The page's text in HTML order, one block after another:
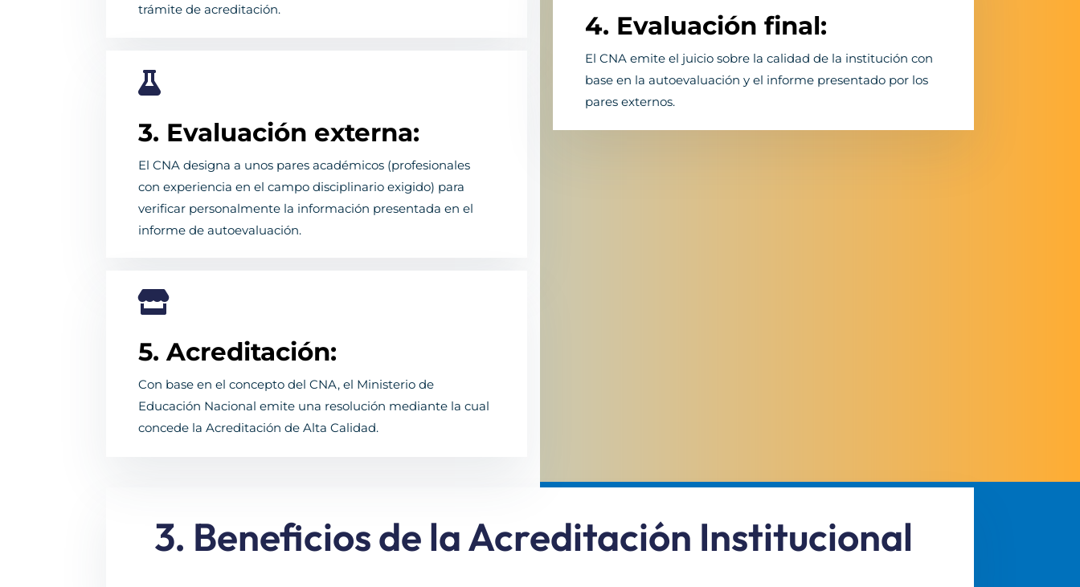
trámite de acreditación.

3. Evaluación externa:
El CNA designa a unos pares académicos (profesionales
con experiencia en el campo disciplinario exigido) para
verificar personalmente la información presentada en el
informe de autoevaluación.

5. Acreditación:
Con base en el concepto del CNA, el Ministerio de
Educación Nacional emite una resolución mediante la cual
concede la Acreditación de Alta Calidad.
4. Evaluación final:
El CNA emite el juicio sobre la calidad de la institución con
base en la autoevaluación y el informe presentado por los
pares externos.
3. Beneficios de la Acreditación Institucional